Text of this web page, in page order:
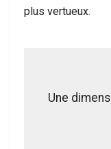
plus vertueux.
Une